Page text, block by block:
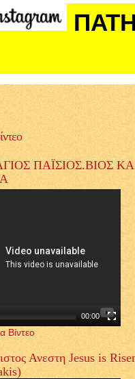
ΠΑΪΣΙΟΣ.ΒΙΟΣ
00:00
Βίντεο
Ανεστη Jesus is